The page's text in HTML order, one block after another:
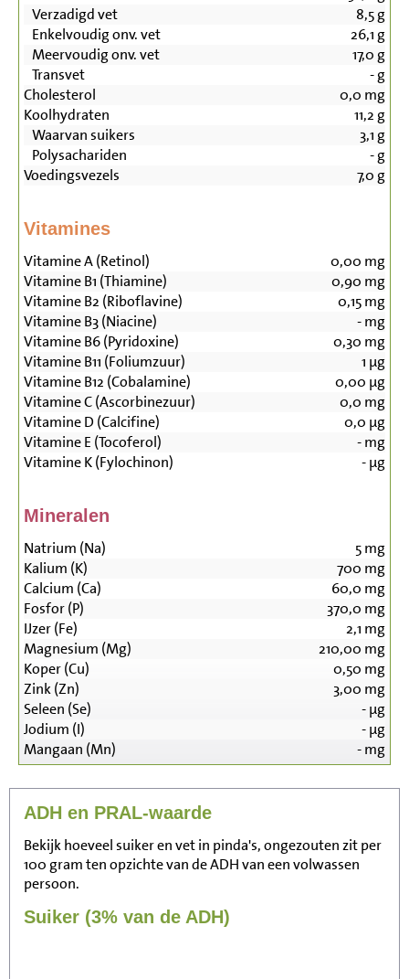
Verzadigd vet
8,5g
Enkelvoudig onv. vet
26,1 g
Meervoudig onv. vet
17,0 g
Transvet
-g
Cholesterol
0,0 mg
Koolhydraten
11,2 g
Waarvan suikers
3,1 g
Polysachariden
-g
Voedingsvezels
7,0 g
Vitamines
Vitamine A (Retinol) 0,00 mg
Vitamine B1 (Thiamine)
0,90 mg
Vitamine B2 (Riboflavine)
0,15mg
Vitamine B3 (Niacine)
-mg
Vitamine B6 (Pyridoxine)
0,30 mg
Vitamine B11 (Foliumzuur)
1 µg
Vitamine B12 (Cobalamine)
0,00 µg
Vitamine C (Ascorbinezuur)
0,0 mg
Vitamine D (Calcifine)
0,0 µg
Vitamine E (Tocoferol)
-mg
Vitamine K (Fylochinon)
-µg
Mineralen
Natrium (Na) 5mg
Kalium (K)
700 mg
Calcium (Ca)
60,0 mg
Fosfor (P)
370,0 mg
IJzer (Fe)
2,1 mg
Magnesium (Mg)
210,00 mg
Koper (Cu)
0,50 mg
Zink (Zn)
3,00 mg
Seleen (Se)
-µg
Jodium (I)
-µg
Mangaan (Mn)
-mg
ADH en PRAL-waarde
Bekijk hoeveel suiker en vet in pinda's, ongezouten zit per
100 gram ten opzichte van de ADH van een volwassen
persoon.
Suiker (3% van de ADH)